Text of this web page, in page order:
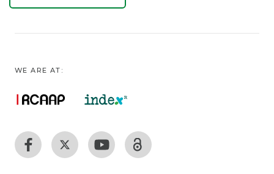
WE ARE AT: